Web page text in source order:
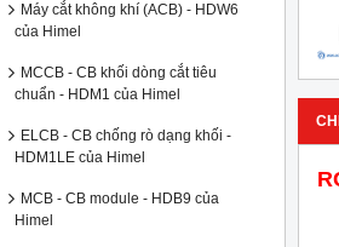
Máy cắt không khí (ACB) - HDW6
của Himel
MCCB - CB khối dòng cắt tiêu
chuẩn - HDM1 của Himel
ELCB - CB chống rò dạng khối -
HDM1LE của Himel
MCB - CB module - HDB9 của
Himel